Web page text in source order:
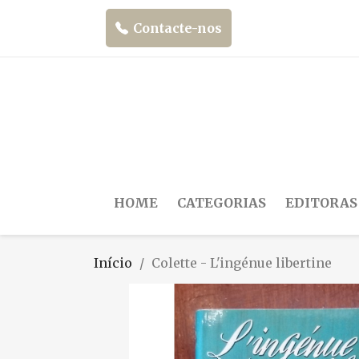
Contacte-nos
HOME CATEGORIAS EDITORAS
Início Colette - L'ingénue libertine